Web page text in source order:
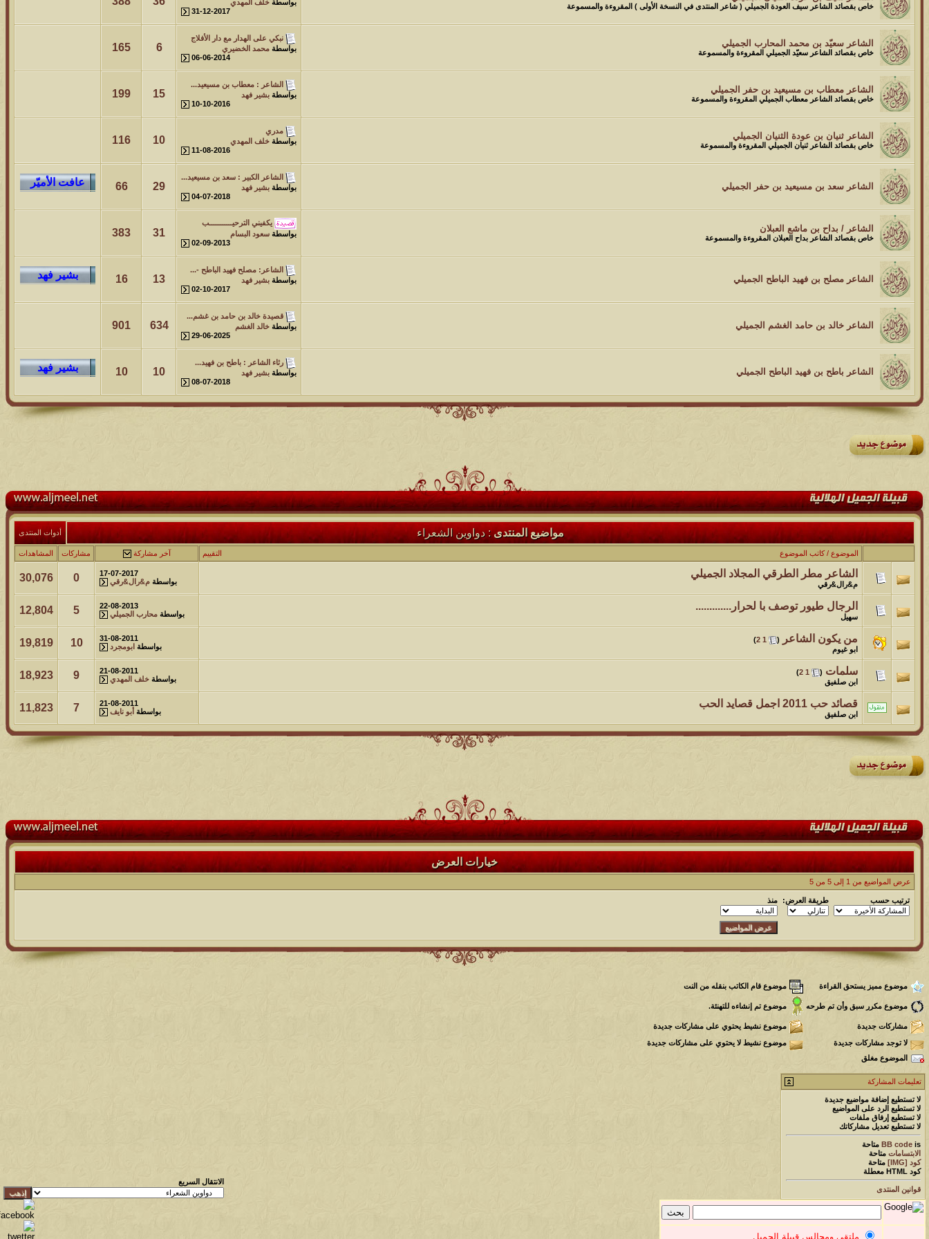
خاص بقصائد الشاعر سيف العودة الجميلي ( شاعر المنتدى في النسخة الأولى ) المقروءة والمسموعة
بواسطة خلف المهدي
31-12-2017
الشاعر سعيّد بن محمد المحارب الجميلي
خاص بقصائد الشاعر سعيّد الجميلي المقروءة والمسموعة
نبكي على الهدار مع دار الأفلاج
بواسطة محمد الخضيري
06-06-2014
6
165
الشاعر معطاب بن مسيعيد بن حفر الجميلي
خاص بقصائد الشاعر معطاب الجميلي المقروءة والمسموعة
الشاعر : معطاب بن مسيعيد...
بواسطة بشير فهد
10-10-2016
15
199
الشاعر ثنيان بن عودة الثنيان الجميلي
خاص بقصائد الشاعر ثنيان الجميلي المقروءة والمسموعة
مدري
بواسطة خلف المهدي
11-08-2016
10
116
الشاعر سعد بن مسيعيد بن حفر الجميلي
الشاعر الكبير : سعد بن مسيعيد...
بواسطة بشير فهد
04-07-2018
29
66
الشاعر / بداح بن ماشع العبلان
خاص بقصائد الشاعر بداح العبلان المقروءة والمسموعة
يكفيني الترحيـــــــــــب
بواسطة سعود البسام
02-09-2013
31
383
الشاعر مصلح بن فهيد الباطح الجميلي
الشاعر: مصلح فهيد الباطح -...
بواسطة بشير فهد
02-10-2017
13
16
الشاعر خالد بن حامد الغشم الجميلي
قصيدة خالد بن حامد بن غشم...
بواسطة خالد الغشم
29-06-2025
634
901
الشاعر باطح بن فهيد الباطح الجميلي
رثاء الشاعر : باطح بن فهيد...
بواسطة بشير فهد
08-07-2018
10
10
مواضيع المنتدى: دواوين الشعراء أدوات المنتدى
التقييم الموضوع /كاتب الموضوع آخر مشاركة مشاركات المشاهدات
الشاعر مطر الطرقي المجلاد الجميلي
م&رال&رقي
17-07-2017
بواسطة م&رال&رقي 0
30,076
الرجال طيور توصف با لحرار.............
سهيل
22-08-2013
بواسطة محارب الجميلي 5
12,804
من يكون الشاعر (
1
2
)
ابو غيوم
31-08-2011
بواسطة ابومجرد 10
19,819
سلمات (
1
2
)
ابن صلفيق
21-08-2011
بواسطة خلف المهدي 9
18,923
قصائد حب 2011 اجمل قصايد الحب
ابن صلفيق
21-08-2011
بواسطة أبو نايف 7
11,823
خيارات العرض
عرض المواضيع من 1 إلى 5 من 5
ترتيب حسب طريقة العرض: منذ
موضوع مميز يستحق القراءة موضوع قام الكاتب بنقله من النت
موضوع مكرر سبق وأن تم طرحه موضوع تم إنشاءه للتهنئة.
مشاركات جديدة
موضوع نشيط يحتوي على مشاركات جديدة
لا توجد مشاركات جديدة
موضوع نشيط لا يحتوي على مشاركات جديدة
الموضوع مغلق
تعليمات المشاركة
لا تستطيع إضافة مواضيع جديدة
لا تستطيع الرد على المواضيع
لا تستطيع إرفاق ملفات
لا تستطيع تعديل مشاركاتك
BB code is
متاحة
الابتسامات متاحة
كود [IMG]
متاحة
كود HTML
معطلة
قوانين المنتدى
الانتقال السريع
ملتقى ومجالس قبيلة الجميل